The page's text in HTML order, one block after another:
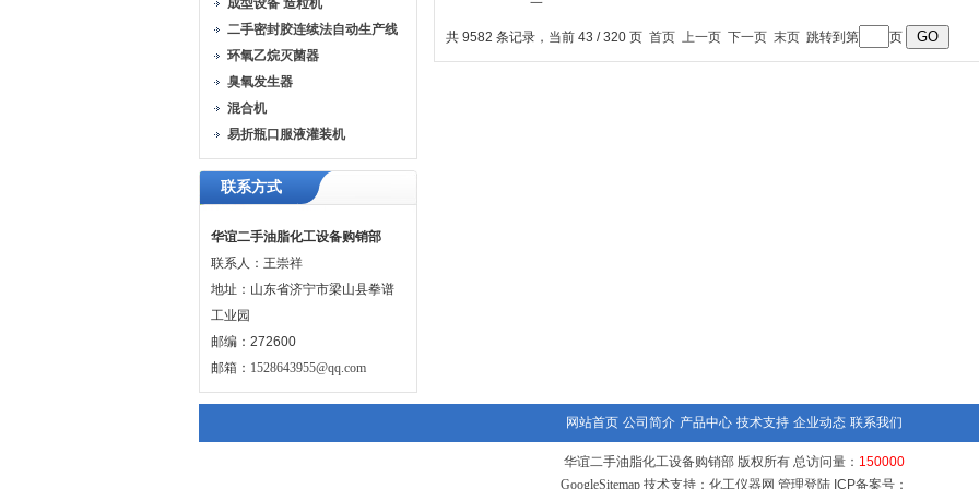
成型设备 造粒机
二手密封胶连续法自动生产线
环氧乙烷灭菌器
臭氧发生器
混合机
易折瓶口服液灌装机
联系方式
华谊二手油脂化工设备购销部
联系人：王崇祥
地址：山东省济宁市梁山县拳谱
工业园
邮编：272600
邮箱： 1528643955@qq.com
共 9582 条记录，当前 43 / 320 页 首页 上一页 下一页 末页 跳转到第 页
网站首页 公司简介 产品中心 技术支持 企业动态 联系我们
华谊二手油脂化工设备购销部 版权所有 总访问量： 150000
GoogleSitemap 技术支持： 化工仪器网 管理登陆 ICP备案号：